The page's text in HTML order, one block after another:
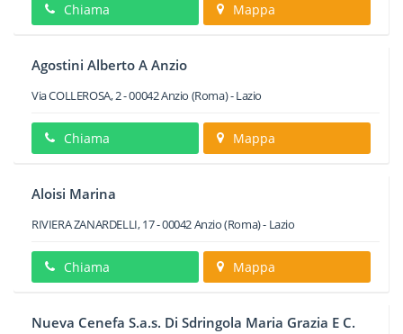
Chiama Mappa
Agostini Alberto A Anzio
Via COLLEROSA, 2-00042Anzio (Roma) -Lazio
Chiama Mappa
Aloisi Marina
RIVIERA ZANARDELLI, 17-00042Anzio(Roma) - Lazio
Chiama Mappa
Nueva Cenefa S.a.s. Di Sdringola Maria Grazia E C.